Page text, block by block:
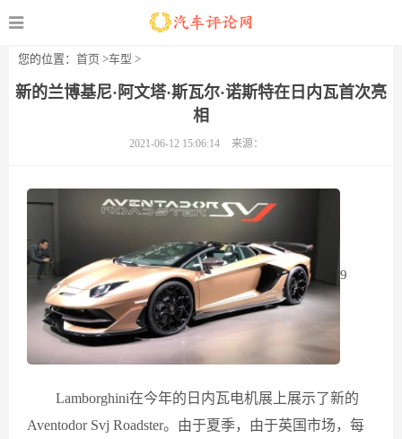
您的位置： 首页 >车型 >
新的兰博基尼·阿文塔·斯瓦尔·诺斯特在日内瓦首次亮
相
2021-06-12 15:06:14 来源：
9
Lamborghini在今年的日内瓦电机展上展示了新的
Aventodor Svj Roadster。由于夏季，由于英国市场，每